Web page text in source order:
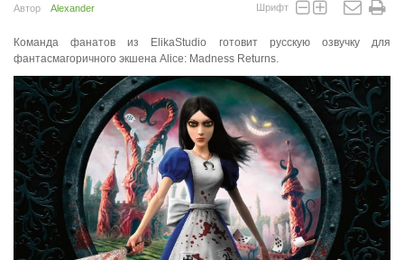
Автор
Alexander Шрифт
Команда фанатов из ElikaStudio готовит русскую озвучку для
фантасмагоричного экшена Alice: Madness Returns.